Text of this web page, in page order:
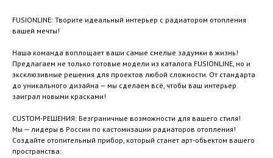
FUSIONLINE: Творите идеальный интерьер с радиатором отопления
вашей мечты!
Наша команда воплощает ваши самые смелые задумки в жизнь!
Предлагаем не только готовые модели из каталога FUSIONLINE, но и
эксклюзивные решения для проектов любой сложности. От стандарта
до уникального дизайна — мы сделаем всё, чтобы ваш интерьер
заиграл новыми красками!
CUSTOM-РЕШЕНИЯ: Безграничные возможности для вашего стиля!
Мы — лидеры в России по кастомизации радиаторов отопления!
Создайте отопительный прибор, который станет арт-объектом вашего
пространства: